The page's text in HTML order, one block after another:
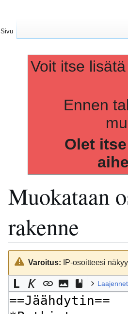
Voit itse
Ennen
Olet
Muokataan
rakenne
Siirry
navigaatioon
Siirry
hakuunVaroitus: IP-osoitteesi
Sivu